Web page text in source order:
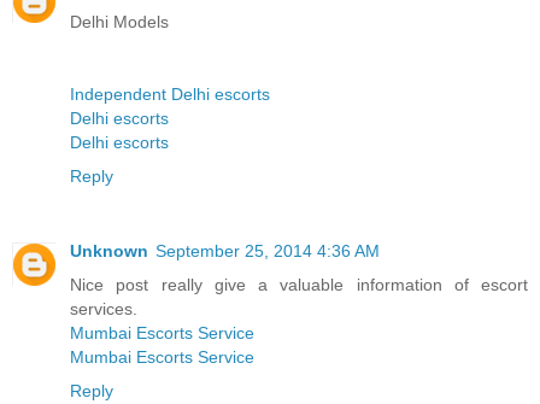
Delhi Models
Independent Delhi escorts
Delhi escorts
Delhi escorts
Reply
Unknown September 25, 2014 4:36 AM
Nice post really give a valuable information of escort
services.
Mumbai Escorts Service
Mumbai Escorts Service
Reply